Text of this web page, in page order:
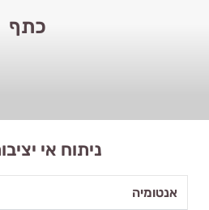
כתף
ניתוח אי
אנטומיה